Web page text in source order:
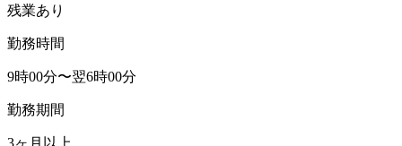
残業あり
勤務時間
9時00分〜翌6時00分
勤務期間
3ヶ月以上